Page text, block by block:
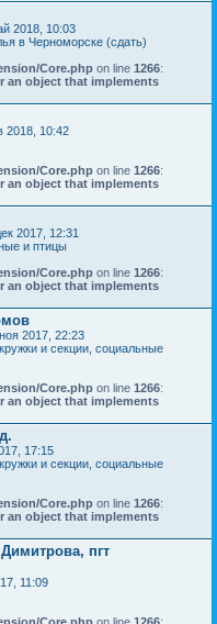
2018, 10:03
в Черноморске (сдать)
Core.php on line 1266:
an object that implements
2018, 10:42
Core.php on line 1266:
an object that implements
2017, 12:31
и птицы
Core.php on line 1266:
an object that implements
2017, 22:23
и секции, социальные
Core.php on line 1266:
an object that implements
17:15
и секции, социальные
Core.php on line 1266:
an object that implements
пгт
11:09
Core.php on line 1266: